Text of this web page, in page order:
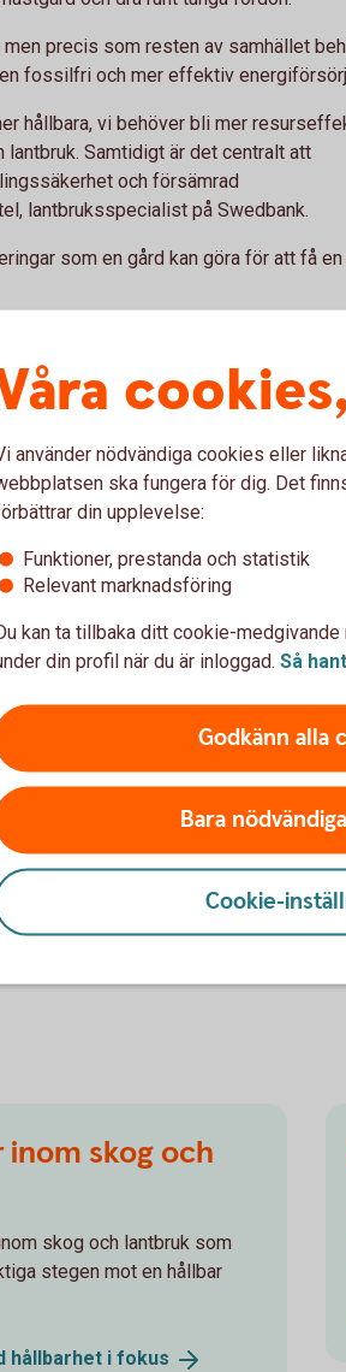
precis som resten av samhället
fossilfri och mer effektiv
hållbara, vi behöver bli mer
Samtidigt är det centralt att
och försämrad
lantbruksspecialist på Swedbank.
som en gård kan göra för att få
av varmvatten (exempelvis diskning av
mycket vatten)
fossildrivna
ström än vanliga lampor
innan vi kan se eltraktorer för tung
finns inte idag men att
en hel del.
stå och gå, idag finns en annan
ett privatekonomiskt perspektiv också
som bestämde sig för att
vanlig diesel. Efter ett år, när han
blev svaret att de hade gått ner, för
om, och sänkte istället sina kostnader.
alltid ha med den stora lastmaskinen
här bearbetningen av marken? Se
säger David Kästel.
skog och
skog och lantbruk som
stegen mot en hållbar
hållbarhet i fokus
använder nödvändiga cookies eller
ska fungera för dig. Det
din upplevelse:
Funktioner, prestanda och statistik
Relevant marknadsföring
kan ta tillbaka ditt cookie-
din profil när du är inloggad. Så
Godkänn alla
Bara
Cookie-